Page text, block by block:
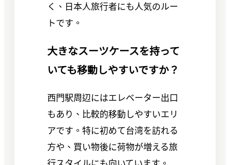
く、日本人旅行者にも人気のルー
トです。
大きなスーツケースを持って
いても移動しやすいですか？
西門駅周辺にはエレベーター出口
もあり、比較的移動しやすいエリ
アです。特に初めて台湾を訪れる
方や、買い物後に荷物が増える旅